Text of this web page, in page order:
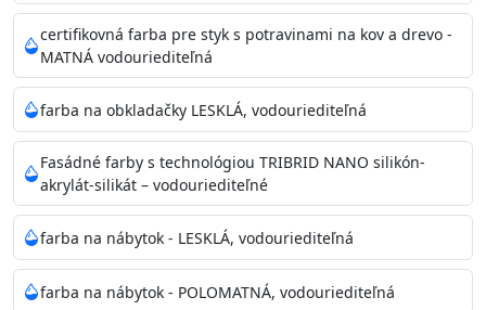
Skladovanie
48 mesiacov v orig. uzavretých obaloch medzi 5°C až
25°C
certifikovná farba pre styk s potravinami na kov a drevo -
MATNÁ vodouriediteľná
farba na obkladačky LESKLÁ, vodouriediteľná
Fasádné farby s technológiou TRIBRID NANO silikón-
akrylát-silikát – vodouriediteľné
farba na nábytok - LESKLÁ, vodouriediteľná
farba na nábytok - POLOMATNÁ, vodouriediteľná